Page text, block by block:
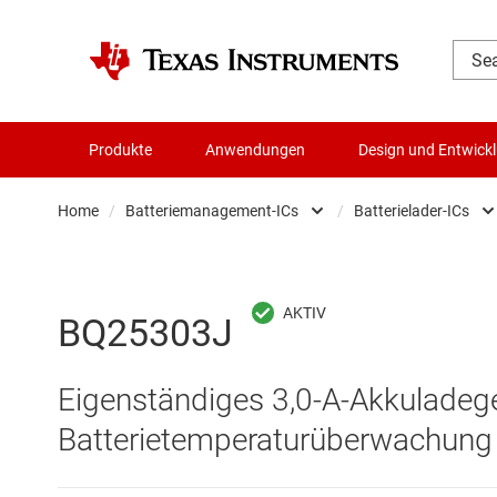
Produkte Anwendungen Design und
Home / Batteriemanagement-ICs
Batteriemanagement-ICs
Die- & Wafer-Services
DLP-Produkte
/ Batterielader-ICs
BQ25303J
Eigenständiges 3,0-A-
Batterietemperaturüberwachung